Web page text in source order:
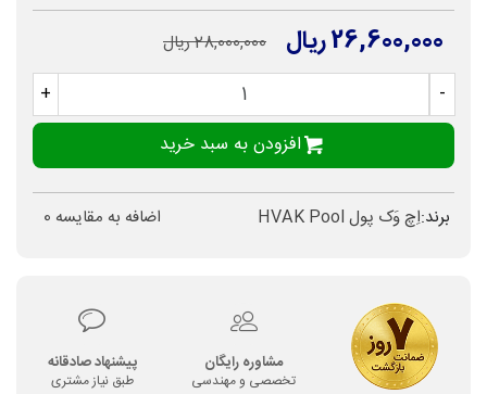
26,600,000 ریال 28,000,000 ریال
-
+
افزودن به سبد خرید
برند:اِچ وَک پول HVAK Pool اضافه به مقایسه 0
مشاوره رایگان
تخصصی و مهندسی
پیشنهاد صادقانه
طبق نیاز مشتری